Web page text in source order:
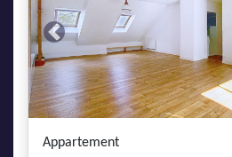
Previous
Appartement